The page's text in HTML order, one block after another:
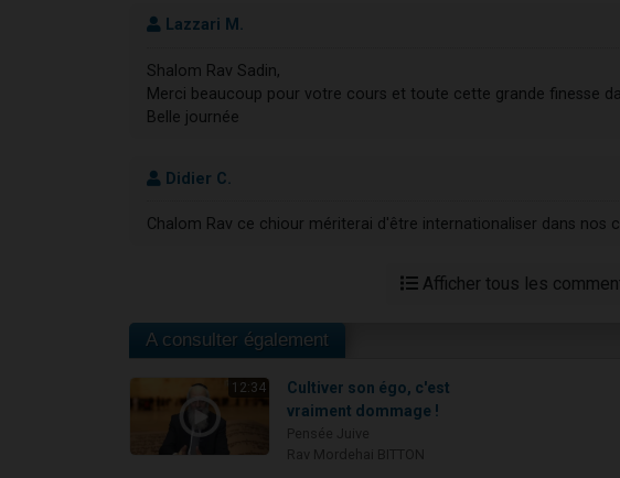
Lazzari M.
Shalom Rav Sadin,
Merci beaucoup pour votre cours et toute cette grande finesse
Belle journée
Didier C.
Chalom Rav ce chiour mériterai d'être internationaliser dans nos
Afficher tous les
A consulter également
12:34
Cultiver son égo, c'est
vraiment dommage !